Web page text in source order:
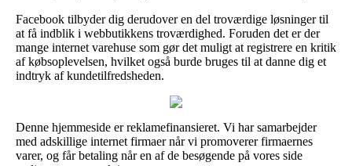
Facebook tilbyder dig derudover en del troværdige løsninger til
at få indblik i webbutikkens troværdighed. Foruden det er der
mange internet varehuse som gør det muligt at registrere en kritik
af købsoplevelsen, hvilket også burde bruges til at danne dig et
indtryk af kundetilfredsheden.
Denne hjemmeside er reklamefinansieret. Vi har samarbejder
med adskillige internet firmaer når vi promoverer firmaernes
varer, og får betaling når en af de besøgende på vores side